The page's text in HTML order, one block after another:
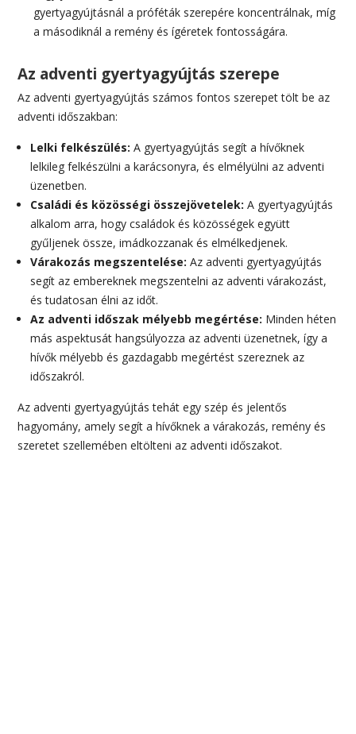
gyertyagyújtásnál a próféták szerepére koncentrálnak, míg
a másodiknál a remény és ígéretek fontosságára.
Az adventi gyertyagyújtás szerepe
Az adventi gyertyagyújtás számos fontos szerepet tölt be az
adventi időszakban:
Lelki felkészülés: A gyertyagyújtás segít a hívőknek
lelkileg felkészülni a karácsonyra, és elmélyülni az adventi
üzenetben.
Családi és közösségi összejövetelek: A gyertyagyújtás
alkalom arra, hogy családok és közösségek együtt
gyűljenek össze, imádkozzanak és elmélkedjenek.
Várakozás megszentelése: Az adventi gyertyagyújtás
segít az embereknek megszentelni az adventi várakozást,
és tudatosan élni az időt.
Az adventi időszak mélyebb megértése: Minden héten
más aspektusát hangsúlyozza az adventi üzenetnek, így a
hívők mélyebb és gazdagabb megértést szereznek az
időszakról.
Az adventi gyertyagyújtás tehát egy szép és jelentős
hagyomány, amely segít a hívőknek a várakozás, remény és
szeretet szellemében eltölteni az adventi időszakot.